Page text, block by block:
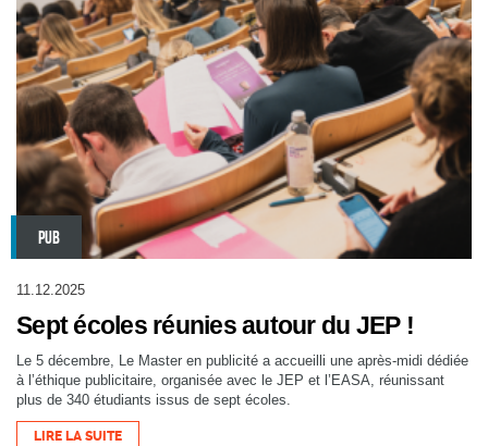
PUB
11.12.2025
Sept écoles réunies autour du JEP !
Le 5 décembre, Le Master en publicité a accueilli une après-midi dédiée
à l’éthique publicitaire, organisée avec le JEP et l’EASA, réunissant
plus de 340 étudiants issus de sept écoles.
LIRE LA SUITE